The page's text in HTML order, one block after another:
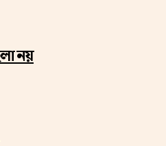
নয়